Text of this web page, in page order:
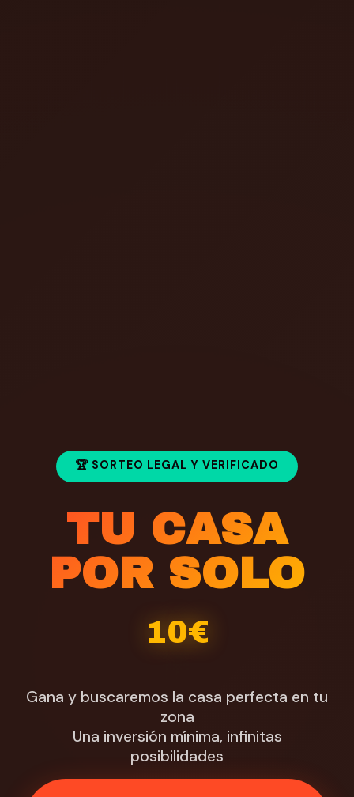
🏆 SORTEO LEGAL Y VERIFICADO
TU CASA
POR SOLO
10€
Gana y buscaremos la casa perfecta en tu
zona
Una inversión mínima, infinitas
posibilidades